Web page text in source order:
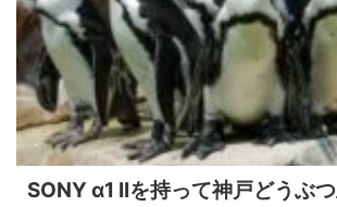
SONY α1 IIを持って神戸どうぶ